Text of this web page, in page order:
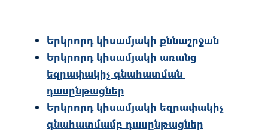
Երկրորդ կիսամյակի քննաշրջան
Երկրորդ կիսամյակի առանց
եզրափակիչ գնահատման
դասընթացներ
Երկրորդ կիսամյակի եզրափակիչ
գնահատմամբ դասընթացներ